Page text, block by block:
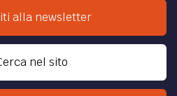
alla newsletter
nel sito